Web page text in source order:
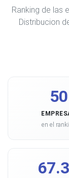
Ranking de las
Distribucion
50
en el
67.3